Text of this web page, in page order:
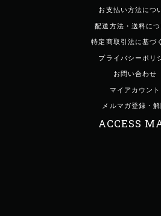
お支払い方法につ
配送方法・送料に
特定商取引法に基づ
プライバシーポリ
お問い合わせ
マイアカウント
メルマガ登録・
ACCESS